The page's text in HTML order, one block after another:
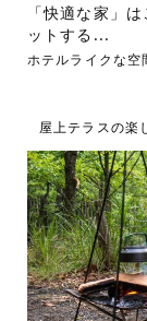
「快適な家」
ットする...
ホテルライクな空
屋上テラスの楽